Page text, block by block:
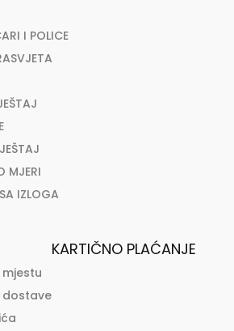
I POLICE
MJERI
IZLOGA
dostave
KARTIČNO PLAĆANJE